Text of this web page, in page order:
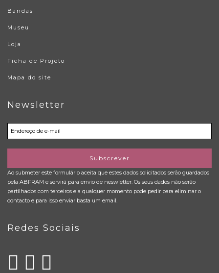
Bandas
Museu
Loja
Ficha de Projeto
Mapa do site
Newsletter
Subscrever
Ao submeter este formulário aceita que estes dados solicitados serão guardados
pela ABFRAM e servirá para envio de neswletter. Os seus dados não serão
partilhados com terceiros e a qualquer momento pode pedir para eliminar o
contacto e para isso enviar basta um email.
Redes Sociais